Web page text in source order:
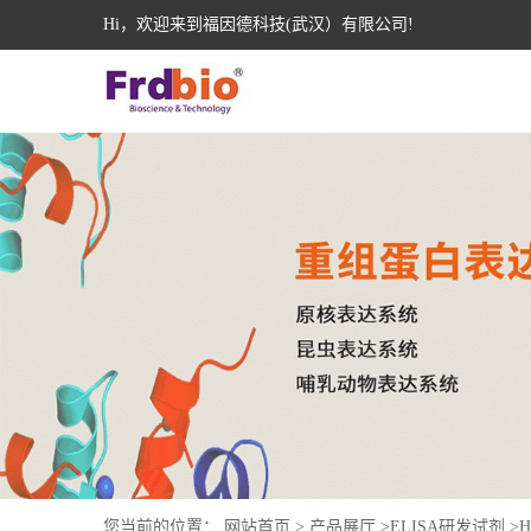
Hi，欢迎来到福因德科技(武汉）有限公司!
您当前的位置： 网站首页 > 产品展厅 >ELISA研发试剂 >